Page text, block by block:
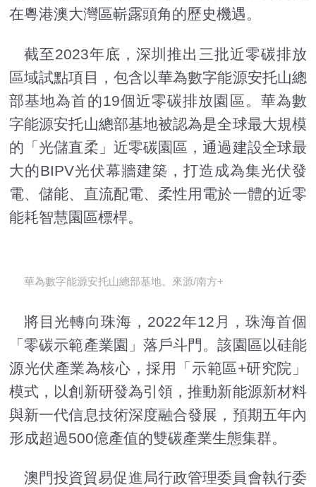
在粵港澳大灣區嶄露頭角的歷史機遇。
截至2023年底，深圳推出三批近零碳排放
區域試點項目，包含以華為數字能源安托山總
部基地為首的19個近零碳排放園區。華為數
字能源安托山總部基地被認為是全球最大規模
的「光儲直柔」近零碳園區，通過建設全球最
大的BIPV光伏幕牆建築，打造成為集光伏發
電、儲能、直流配電、柔性用電於一體的近零
能耗智慧園區標桿。
華為數字能源安托山總部基地。來源/南方+
將目光轉向珠海，2022年12月，珠海首個
「零碳示範產業園」落戶斗門。該園區以硅能
源光伏產業為核心，採用「示範區+研究院」
模式，以創新研發為引領，推動新能源新材料
與新一代信息技術深度融合發展，預期五年內
形成超過500億產值的雙碳產業生態集群。
澳門投資貿易促進局行政管理委員會執行委